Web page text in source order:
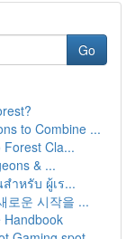
Go
to Combine ...
Cla...
& ...
ำหรับ ผู้เร...
로운 시작을 ...
Handbook